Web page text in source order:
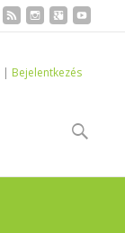
| Bejelentkezés
to
content
Keresés: